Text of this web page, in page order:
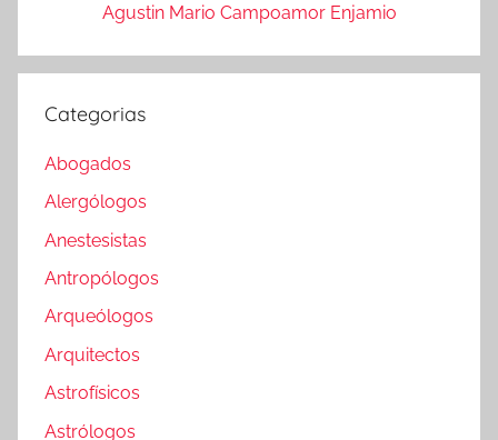
Agustin Mario Campoamor Enjamio
Categorias
Abogados
Alergólogos
Anestesistas
Antropólogos
Arqueólogos
Arquitectos
Astrofísicos
Astrólogos